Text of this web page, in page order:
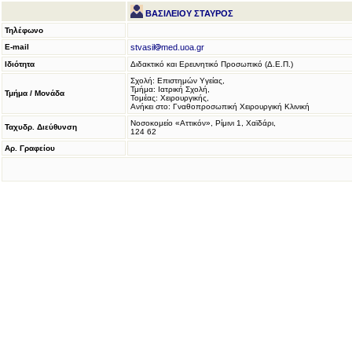
ΒΑΣΙΛΕΙΟΥ ΣΤΑΥΡΟΣ
Τηλέφωνο
E-mail
stvasil med.uoa.gr
Ιδιότητα Διδακτικό και Ερευνητικό Προσωπικό (Δ.Ε.Π.)
Τμήμα / Μονάδα
Σχολή: Επιστημών Υγείας,
Τμήμα: Ιατρική Σχολή,
Τομέας: Χειρουργικής,
Ανήκει στο: Γναθοπροσωπική Χειρουργική Κλινική
Ταχυδρ. Διεύθυνση
Νοσοκομείο «Αττικόν», Ρίμινι 1, Χαϊδάρι,
124 62
Αρ. Γραφείου